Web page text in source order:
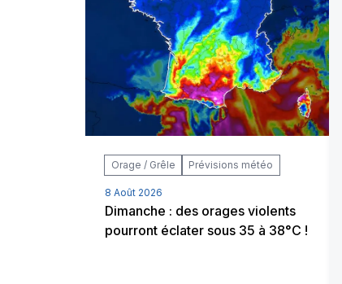
Orage / Grêle Prévisions météo
8 Août 2026
Dimanche : des orages violents
pourront éclater sous 35 à 38°C !